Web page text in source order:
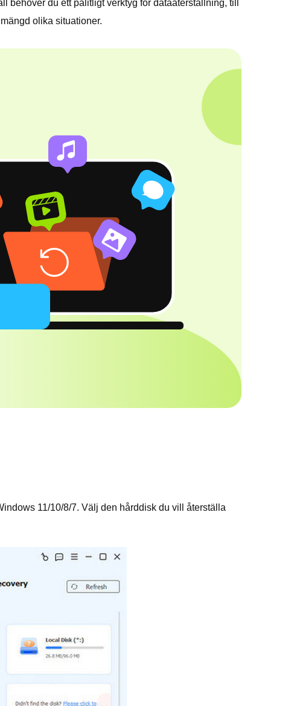
behöver du ett pålitligt verktyg för dataåterställning, till
olika situationer.
11/10/8/7. Välj den hårddisk du vill återställa